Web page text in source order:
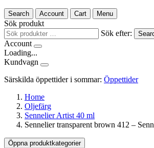
Search Account Cart Menu
Sök produkt
Sök efter:
Account
Loading...
Kundvagn
Särskilda öppettider i sommar: Öppettider
Home
Oljefärg
Sennelier Artist 40 ml
Sennelier transparent brown 412 –
Öppna produktkategorier